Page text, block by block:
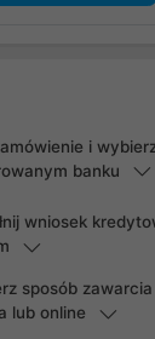
i
banku
wniosek
sposób
lub online